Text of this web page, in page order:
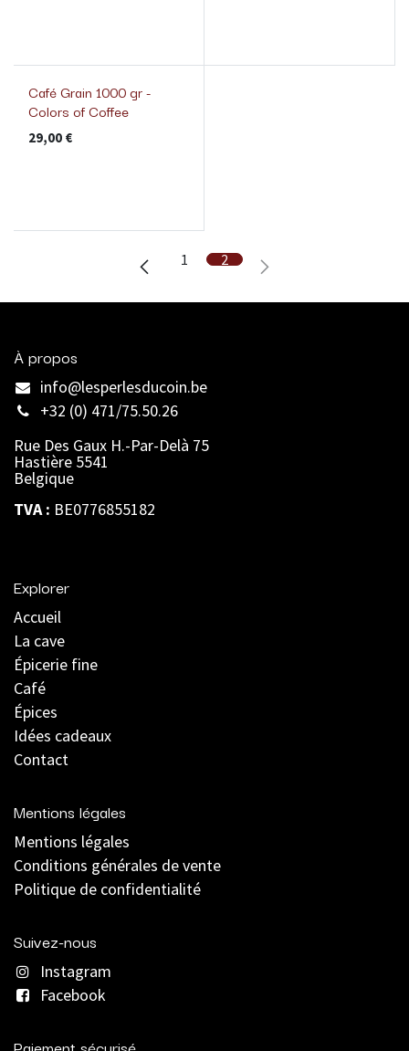
Café Grain 1000 gr -
Colors of Coffee
29,00 €
1 2
À propos
info@lesperlesducoin.be​
+32 (0) 471/75.50.26
Rue Des Gaux H.-Par-Delà 75
Hastière 5541
Belgique
TVA : BE0776855182
Explorer
Accueil
La cave
Épicerie fine
Café
Épices
Idées cadeaux
Contact
Mentions légales
Mentions légales
Conditions générales de vente
Politique de confidentialité
Suivez-nous
Instagram
Facebook